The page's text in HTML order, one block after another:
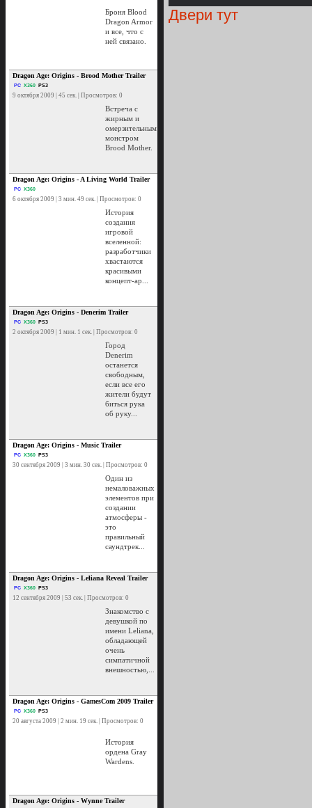
Броня Blood
Dragon Armor
и все, что с
ней связано.
Dragon Age: Origins - Brood Mother Trailer
PC X360 PS3
9 октября 2009 | 45 сек. | Просмотров: 0
Встреча с
жирным и
омерзительным
монстром
Brood Mother.
Dragon Age: Origins - A Living World Trailer
PC X360
6 октября 2009 | 3 мин. 49 сек. | Просмотров: 0
История
создания
игровой
вселенной:
разработчики
хвастаются
красивыми
концепт-ар...
Dragon Age: Origins - Denerim Trailer
PC X360 PS3
2 октября 2009 | 1 мин. 1 сек. | Просмотров: 0
Город
Denerim
останется
свободным,
если все его
жители будут
биться рука
об руку...
Dragon Age: Origins - Music Trailer
PC X360 PS3
30 сентября 2009 | 3 мин. 30 сек. | Просмотров: 0
Один из
немаловажных
элементов при
создании
атмосферы -
это
правильный
саундтрек...
Dragon Age: Origins - Leliana Reveal Trailer
PC X360 PS3
12 сентября 2009 | 53 сек. | Просмотров: 0
Знакомство с
девушкой по
имени Leliana,
обладающей
очень
симпатичной
внешностью,...
Dragon Age: Origins - GamesCom 2009 Trailer
PC X360 PS3
20 августа 2009 | 2 мин. 19 сек. | Просмотров: 0
История
ордена Gray
Wardens.
Dragon Age: Origins - Wynne Trailer
Двери тут